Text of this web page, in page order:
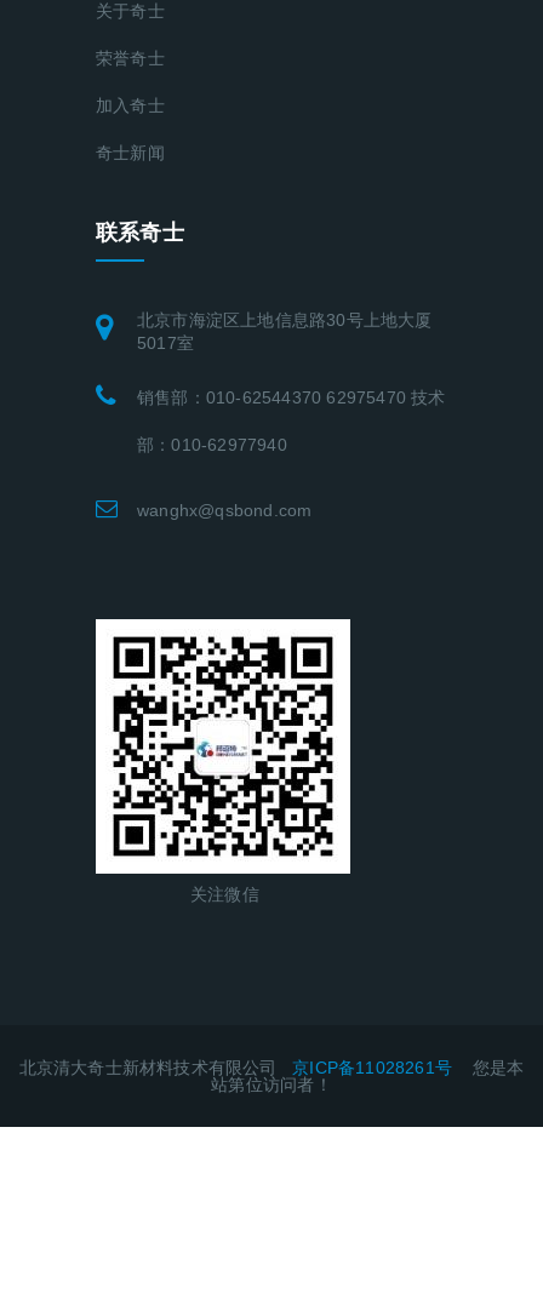
关于奇士
荣誉奇士
加入奇士
奇士新闻
联系奇士
北京市海淀区上地信息路30号上地大厦
5017室
销售部：010-62544370 62975470 技术
部：010-62977940
wanghx@qsbond.com
关注微信
北京清大奇士新材料技术有限公司京ICP备11028261号 您是本
站第位访问者！